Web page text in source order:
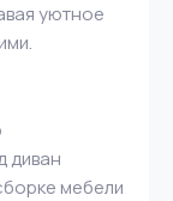
уютное
диван
мебели